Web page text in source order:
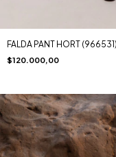
FALDA PANT HORT (966531)
$120.000,00